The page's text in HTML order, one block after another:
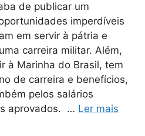
de publicar um
imperdíveis
em servir à pátria e
carreira militar. Além,
à Marinha do Brasil, tem
de carreira e benefícios,
pelos salários
aprovados. … Ler mais